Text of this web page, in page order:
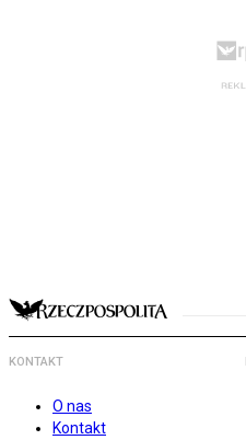
KONTAKT
O nas
Kontakt